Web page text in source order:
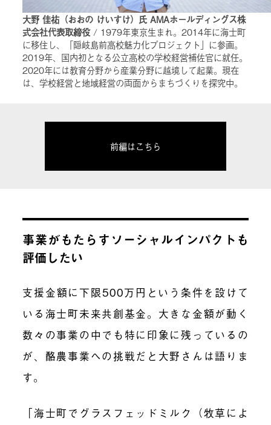
大野 佳祐（おおの けいすけ）氏 AMAホールディングス株
式会社代表取締役/ 1979年東京生まれ。2014年に海士町
に移住し、「隠岐島前高校魅力化プロジェクト」に参画。
2019年、国内初となる公立高校の学校経営補佐官に就任。
2020年には教育分野から産業分野に越境して起業。現在
は、学校経営と地域経営の両面からまちづくりを探究中。
前編はこちら
事業がもたらすソーシャルインパクトも
評価したい
支援金額に下限500万円という条件を設けて
いる海士町未来共創基金。大きな金額が動く
数々の事業の中でも特に印象に残っているの
が、酪農事業への挑戦だと大野さんは語りま
す。
「海士町でグラスフェッドミルク（牧草によ